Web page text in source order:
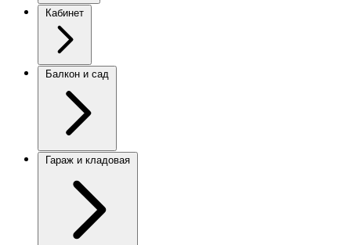
Кабинет
Балкон и сад
Гараж и кладовая